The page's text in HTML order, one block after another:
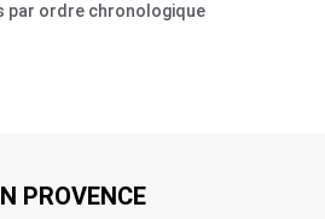
par ordre chronologique
PROVENCE